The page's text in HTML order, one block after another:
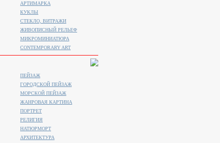
АРТИМАРКА
КУКЛЫ
СТЕКЛО, ВИТРАЖИ
ЖИВОПИСНЫЙ РЕЛЬЕФ
МИКРОМИНИАТЮРА
CONTEMPORARY ART
ПЕЙЗАЖ
ГОРОДСКОЙ ПЕЙЗАЖ
МОРСКОЙ ПЕЙЗАЖ
ЖАНРОВАЯ КАРТИНА
ПОРТРЕТ
РЕЛИГИЯ
НАТЮРМОРТ
АРХИТЕКТУРА